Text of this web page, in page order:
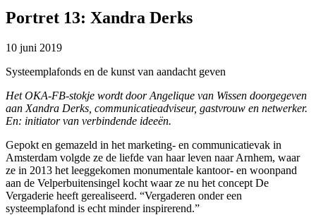
Portret 13: Xandra Derks
10 juni 2019
Systeemplafonds en de kunst van aandacht geven
Het OKA-FB-stokje wordt door Angelique van Wissen doorgegeven
aan Xandra Derks, communicatieadviseur, gastvrouw en netwerker.
En: initiator van verbindende ideeën.
Gepokt en gemazeld in het marketing- en communicatievak in
Amsterdam volgde ze de liefde van haar leven naar Arnhem, waar
ze in 2013 het leeggekomen monumentale kantoor- en woonpand
aan de Velperbuitensingel kocht waar ze nu het concept De
Vergaderie heeft gerealiseerd. “Vergaderen onder een
systeemplafond is echt minder inspirerend.”